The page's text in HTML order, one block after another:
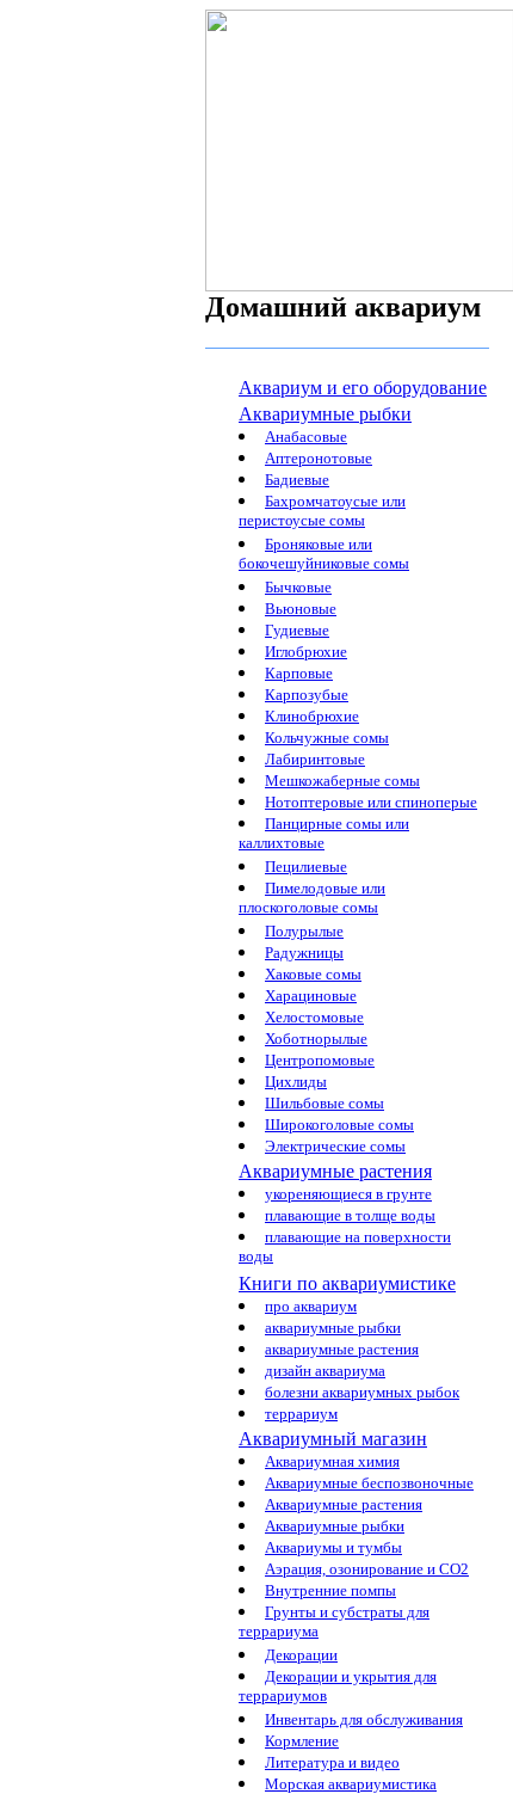
Домашний аквариум
Аквариум и его оборудование
Аквариумные рыбки
Анабасовые
Аптеронотовые
Бадиевые
Бахромчатоусые или
перистоусые сомы
Броняковые или
бокочешуйниковые сомы
Бычковые
Вьюновые
Гудиевые
Иглобрюхие
Карповые
Карпозубые
Клинобрюхие
Кольчужные сомы
Лабиринтовые
Мешкожаберные сомы
Нотоптеровые или спиноперые
Панцирные сомы или
каллихтовые
Пецилиевые
Пимелодовые или
плоскоголовые сомы
Полурылые
Радужницы
Хаковые сомы
Харациновые
Хелостомовые
Хоботнорылые
Центропомовые
Цихлиды
Шильбовые сомы
Широкоголовые сомы
Электрические сомы
Аквариумные растения
укореняющиеся в грунте
плавающие в толще воды
плавающие на поверхности
воды
Книги по аквариумистике
про аквариум
аквариумные рыбки
аквариумные растения
дизайн аквариума
болезни аквариумных рыбок
террариум
Аквариумный магазин
Аквариумная химия
Аквариумные беспозвоночные
Аквариумные растения
Аквариумные рыбки
Аквариумы и тумбы
Аэрация, озонирование и CO2
Внутренние помпы
Грунты и субстраты для
террариума
Декорации
Декорации и укрытия для
террариумов
Инвентарь для обслуживания
Кормление
Литература и видео
Морская аквариумистика